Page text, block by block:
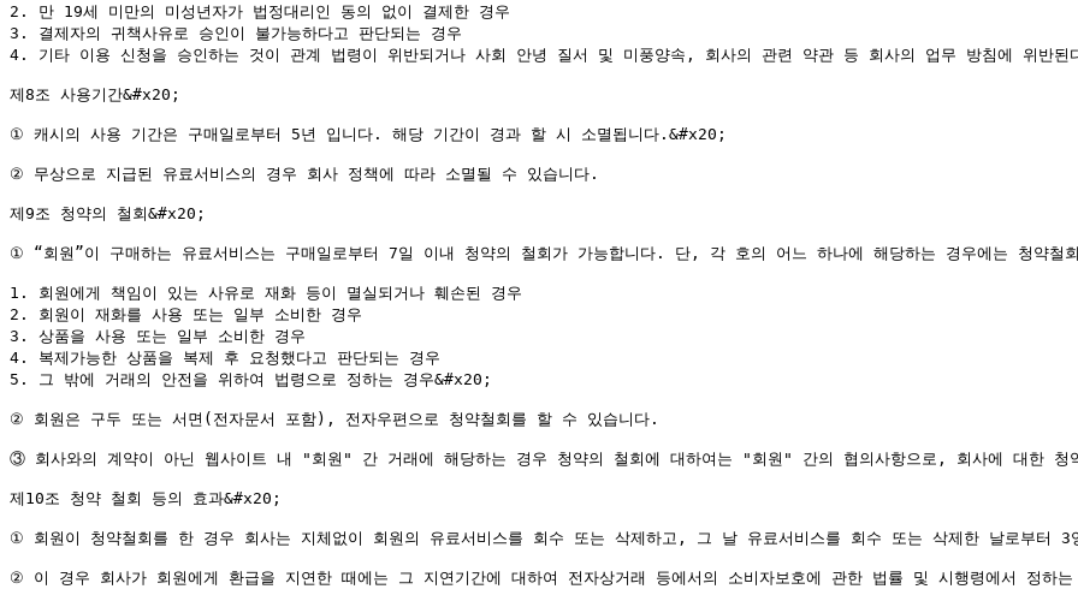
2. 만 19세 미만의 미성년자가 법정대리인 동의 없이 결제한 경우
3. 결제자의 귀책사유로 승인이 불가능하다고 판단되는 경우
4. 기타 이용 신청을 승인하는 것이 관계 법령이 위반되거나 사회 안녕 질서 및 미풍양속, 회사의 관련 약관 등 회사의 업무 방침에 위반된
제8조 사용기간&#x20;
① 캐시의 사용 기간은 구매일로부터 5년 입니다. 해당 기간이 경과 할 시 소멸됩니다.&#x20;
② 무상으로 지급된 유료서비스의 경우 회사 정책에 따라 소멸될 수 있습니다.
제9조 청약의 철회&#x20;
① “회원”이 구매하는 유료서비스는 구매일로부터 7일 이내 청약의 철회가 가능합니다. 단, 각 호의 어느 하나에 해당하는 경우에는 청약철
1. 회원에게 책임이 있는 사유로 재화 등이 멸실되거나 훼손된 경우
2. 회원이 재화를 사용 또는 일부 소비한 경우
3. 상품을 사용 또는 일부 소비한 경우
4. 복제가능한 상품을 복제 후 요청했다고 판단되는 경우
5. 그 밖에 거래의 안전을 위하여 법령으로 정하는 경우&#x20;
② 회원은 구두 또는 서면(전자문서 포함), 전자우편으로 청약철회를 할 수 있습니다.
③ 회사와의 계약이 아닌 웹사이트 내 "회원" 간 거래에 해당하는 경우 청약의 철회에 대하여는 "회원" 간의 협의사항으로, 회사에 대한 청
제10조 청약 철회 등의 효과&#x20;
① 회원이 청약철회를 한 경우 회사는 지체없이 회원의 유료서비스를 회수 또는 삭제하고, 그 날 유료서비스를 회수 또는 삭제한 날로부터 3
② 이 경우 회사가 회원에게 환급을 지연한 때에는 그 지연기간에 대하여 전자상거래 등에서의 소비자보호에 관한 법률 및 시행령에서 정하